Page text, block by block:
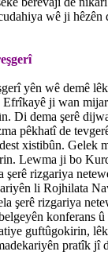
wê ji hêzên
yên wê demê
ji wan
Di dema şerê
pêkhatî de
xistibûn. Gelek
Lewma ji bo
şerê rizgariya
li Rojhilata
şerê rizgariya
konferans
guftûgokirin,
pratîk jî